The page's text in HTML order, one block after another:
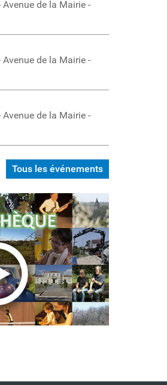
Tous les événements
Avenue de la Mairie -
Avenue de la Mairie -
Avenue de la Mairie -